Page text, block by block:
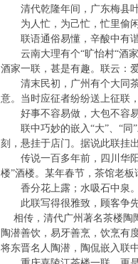
清代乾隆年间，广东梅县叶
为人忙，为己忙，忙里偷闲
联语通俗易懂，辛酸中有谐
云南大理有个“旷怡村“酒家
酒家一联，甚是有趣。联云：
清末民初，广州有个大同茶
意。当时应征者纷纷送上征联
好事不容易做，大包不容易
联中巧妙的嵌入“大”、“同”
刻，悬挂于店门。据说此联挂
传说一百多年前，四川华阳
楼”酒楼。某年春节，茶馆老
香分花上露；水吸石中泉。
此联写得很雅致，顾客争先
相传，清代广州著名茶楼陶
陶潜善饮，易牙善烹，饮烹有
将东晋名人陶潜，陶侃嵌入联